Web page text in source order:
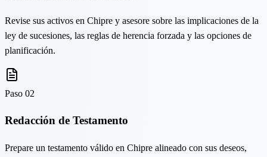
Revise sus activos en Chipre y asesore sobre las implicaciones de la
ley de sucesiones, las reglas de herencia forzada y las opciones de
planificación.
Paso 02
Redacción de Testamento
Prepare un testamento válido en Chipre alineado con sus deseos,